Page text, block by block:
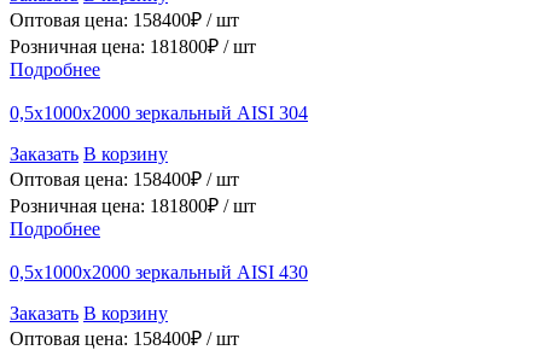
Оптовая цена: 158400₽ /шт
Розничная цена: 181800₽ /шт
Подробнее
0,5х1000х2000 зеркальный AISI 304
Заказать В корзину
Оптовая цена: 158400₽ /шт
Розничная цена: 181800₽ /шт
Подробнее
0,5х1000х2000 зеркальный AISI 430
Заказать В корзину
Оптовая цена: 158400₽ /шт